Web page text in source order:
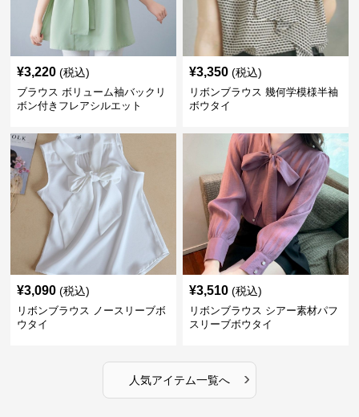
¥3,220 (税込)
ブラウス ボリューム袖バックリ
ボン付きフレアシルエット
¥3,350 (税込)
リボンブラウス 幾何学模様半袖
ボウタイ
¥3,090 (税込)
リボンブラウス ノースリーブボ
ウタイ
¥3,510 (税込)
リボンブラウス シアー素材パフ
スリーブボウタイ
人気アイテム一覧へ ›